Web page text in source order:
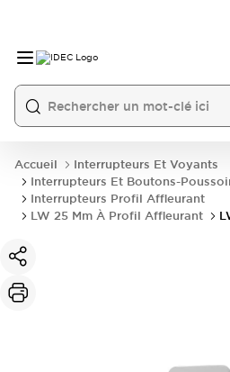
Accueil
Interrupteurs Et Voyants
Interrupteurs Et Boutons-
Interrupteurs Profil Affleurant
LW 25 Mm À Profil Affleurant